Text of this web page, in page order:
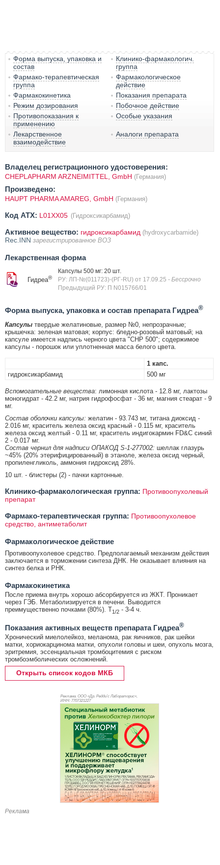
Форма выпуска, упаковка и
состав
Клинико-фармакологич.
группа
Фармако-терапевтическая
группа
Фармакологическое
действие
Фармакокинетика
Показания препарата
Режим дозирования
Побочное действие
Противопоказания к
применению
Особые указания
Лекарственное
взаимодействие
Аналоги препарата
Владелец регистрационного удостоверения:
CHEPLAPHARM ARZNEIMITTEL, GmbH (Германия)
Произведено:
HAUPT PHARMA AMAREG, GmbH (Германия)
Код ATX: L01XX05 (Гидроксикарбамид)
Активное вещество: гидроксикарбамид (hydroxycarbamide)
Rec.INN зарегистрированное ВОЗ
Лекарственная форма
Гидреа®
Капсулы 500 мг: 20 шт.
РУ: ЛП-№(011723)-(РГ-RU) от 17.09.25 - Бессрочно
Предыдущий РУ: П N015766/01
Форма выпуска, упаковка и состав препарата Гидреа®
Капсулы твердые желатиновые, размер №0, непрозрачные;
крышечка: зеленая матовая; корпус: бледно-розовый матовый; на
капсуле имеется надпись черного цвета "CHP 500"; содержимое
капсулы - порошок или уплотненная масса белого цвета.
1 капс.
гидроксикарбамид
500 мг
Вспомогательные вещества: лимонная кислота - 12.8 мг, лактозы
моногидрат - 42.2 мг, натрия гидрофосфат - 36 мг, магния стеарат - 9
мг.
Состав оболочки капсулы: желатин - 93.743 мг, титана диоксид -
2.016 мг, краситель железа оксид красный - 0.115 мг, краситель
железа оксид желтый - 0.11 мг, краситель индигокармин FD&C синий
2 - 0.017 мг.
Состав чернил для надписи ОПАКОД S-1-277002: шеллак глазурь
~45% (20% этерифицированный) в этаноле, железа оксид черный,
пропиленгликоль, аммония гидроксид 28%.
10 шт. - блистеры (2) - пачки картонные.
Клинико-фармакологическая группа: Противоопухолевый
препарат
Фармако-терапевтическая группа: Противоопухолевое
средство, антиметаболит
Фармакологическое действие
Противоопухолевое средство. Предполагаемый механизм действия
заключается в торможении синтеза ДНК. Не оказывает влияния на
синтез белка и РНК.
Фармакокинетика
После приема внутрь хорошо абсорбируется из ЖКТ. Проникает
через ГЭБ. Метаболизируется в печени. Выводится
преимущественно почками (80%). T1/2 - 3-4 ч.
Показания активных веществ препарата Гидреа®
Хронический миелолейкоз, меланома, рак яичников, рак шейки
матки, хориокарцинома матки, опухоли головы и шеи, опухоль мозга,
эритремия, эссенциальная тромбоцитемия с риском
тромбоэмболических осложнений.
Открыть список кодов МКБ
Реклама. ООО «Др. Редди’с Лабораторис»,
ИНН: 7707321227
Реклама